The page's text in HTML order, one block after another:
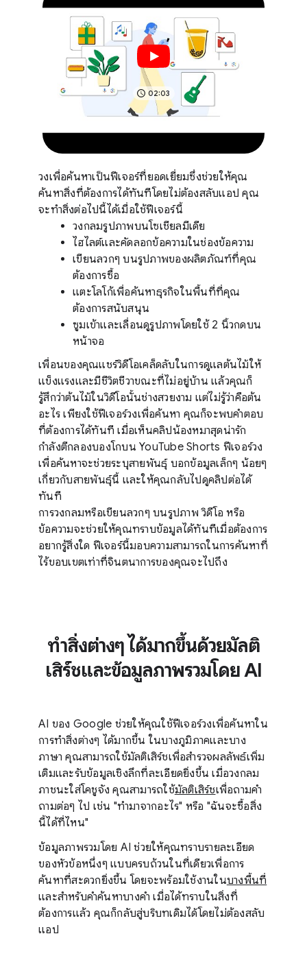
02:03
วงเพื่อค้นหาเป็นฟีเจอร์ที่ยอดเยี่ยมซึ่งช่วยให้คุณ
ค้นหาสิ่งที่ต้องการได้ทันทีโดยไม่ต้องสลับแอป คุณ
จะทำสิ่งต่อไปนี้ได้เมื่อใช้ฟีเจอร์นี้
วงกลมรูปภาพบนโซเชียลมีเดีย
ไฮไลต์และคัดลอกข้อความในช่องข้อความ
เขียนลวกๆ บนรูปภาพของผลิตภัณฑ์ที่คุณ
ต้องการซื้อ
แตะโลโก้เพื่อค้นหาธุรกิจในพื้นที่ที่คุณ
ต้องการสนับสนุน
ซูมเข้าและเลื่อนดูรูปภาพโดยใช้ 2 นิ้วกดบน
หน้าจอ
เพื่อนของคุณแชร์วิดีโอเคล็ดลับในการดูแลต้นไม้ให้
แข็งแรงและมีชีวิตชีวาขณะที่ไม่อยู่บ้าน แล้วคุณก็
รู้สึกว่าต้นไม้ในวิดีโอนั้นช่างสวยงาม แต่ไม่รู้ว่าคือต้น
อะไร เพียงใช้ฟีเจอร์วงเพื่อค้นหา คุณก็จะพบคำตอบ
ที่ต้องการได้ทันที เมื่อเห็นคลิปน้องหมาสุดน่ารัก
กำลังตีกลองบองโกบน YouTube Shorts ฟีเจอร์วง
เพื่อค้นหาจะช่วยระบุสายพันธุ์ บอกข้อมูลเล็กๆ น้อยๆ
เกี่ยวกับสายพันธุ์นี้ และให้คุณกลับไปดูคลิปต่อได้
ทันที
การวงกลมหรือเขียนลวกๆ บนรูปภาพ วิดีโอ หรือ
ข้อความจะช่วยให้คุณทราบข้อมูลได้ทันทีเมื่อต้องการ
อยากรู้สิ่งใด ฟีเจอร์นี้มอบความสามารถในการค้นหาที่
ไร้ขอบเขตเท่าที่จินตนาการของคุณจะไปถึง
ทำสิ่งต่างๆ ได้มากขึ้นด้วยมัลติ
เสิร์ชและข้อมูลภาพรวมโดย AI
AI ของ Google ช่วยให้คุณใช้ฟีเจอร์วงเพื่อค้นหาใน
การทำสิ่งต่างๆ ได้มากขึ้น ในบางภูมิภาคและบาง
ภาษา คุณสามารถใช้มัลติเสิร์ชเพื่อสำรวจผลลัพธ์เพิ่ม
เติมและรับข้อมูลเชิงลึกที่ละเอียดยิ่งขึ้น เมื่อวงกลม
ภาชนะใส่โคชูจัง คุณสามารถใช้มัลติเสิร์ชเพื่อถามคำ
ถามต่อๆ ไป เช่น "ทำมาจากอะไร" หรือ "ฉันจะซื้อสิ่ง
นี้ได้ที่ไหน"
ข้อมูลภาพรวมโดย AI ช่วยให้คุณทราบรายละเอียด
ของหัวข้อหนึ่งๆ แบบครบถ้วนในที่เดียวเพื่อการ
ค้นหาที่สะดวกยิ่งขึ้น โดยจะพร้อมใช้งานในบางพื้นที่
และสำหรับคำค้นหาบางคำ เมื่อได้ทราบในสิ่งที่
ต้องการแล้ว คุณก็กลับสู่บริบทเดิมได้โดยไม่ต้องสลับ
แอป